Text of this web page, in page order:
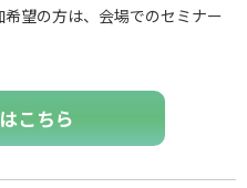
望の方は、会場でのセミナー
こちら